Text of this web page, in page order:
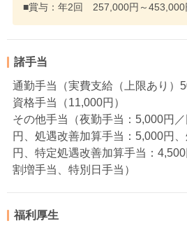
■賞与：年2回 257,000円～453,000
諸手当
通勤手当（実費支給（上限あり）
資格手当（11,000円）
その他手当（夜勤手当：5,000円
円、処遇改善加算手当：5,000円
円、特定処遇改善加算手当：
割増手当、特別日手当）
福利厚生